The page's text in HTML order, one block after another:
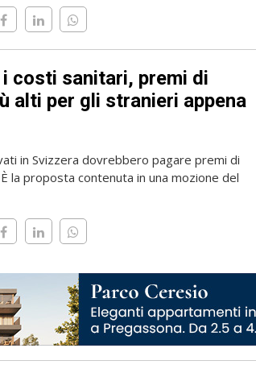
costi sanitari, premi di
alti per gli stranieri appena
in Svizzera dovrebbero pagare premi di
la proposta contenuta in una mozione del